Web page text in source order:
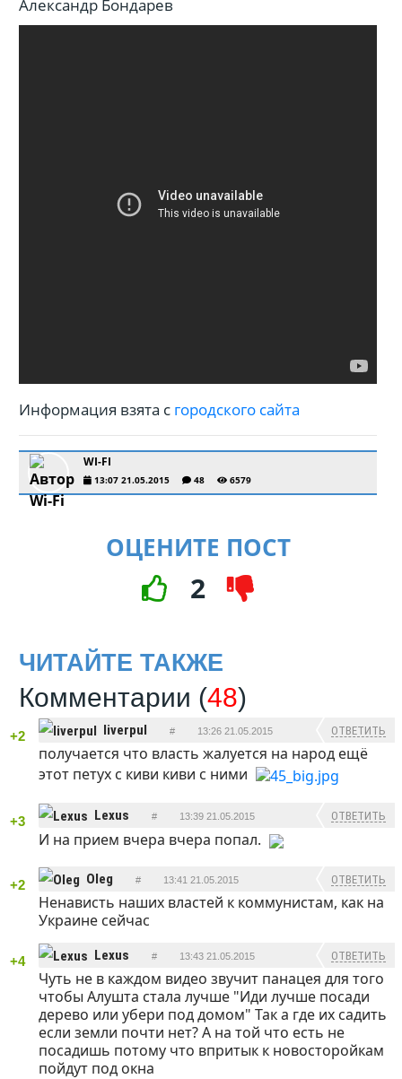
Александр Бондарев
Информация взята с городского сайта
WI-FI
13:07 21.05.2015 48 6579
ОЦЕНИТЕ ПОСТ
2
ЧИТАЙТЕ ТАКЖЕ
Комментарии (48)
+2 liverpul # 13:26 21.05.2015 ОТВЕТИТЬ
получается что власть жалуется на народ ещё
этот петух с киви киви с ними
+3 Lexus # 13:39 21.05.2015 ОТВЕТИТЬ
И на прием вчера вчера попал.
+2 Oleg # 13:41 21.05.2015 ОТВЕТИТЬ
Ненависть наших властей к коммунистам, как на
Украине сейчас
+4 Lexus # 13:43 21.05.2015 ОТВЕТИТЬ
Чуть не в каждом видео звучит панацея для того
чтобы Алушта стала лучше "Иди лучше посади
дерево или убери под домом" Так а где их садить
если земли почти нет?А на той что есть не
посадишь потому что впритык к новосторойкам
пойдут под окна